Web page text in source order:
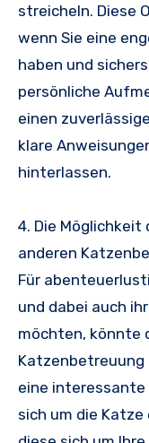
streicheln. Diese
wenn Sie eine
haben und
persönliche
einen
klare
hinterlassen.
4. Die
anderen
Für
und dabei auch
möchten, könnte
eine interessante
sich um die Katze